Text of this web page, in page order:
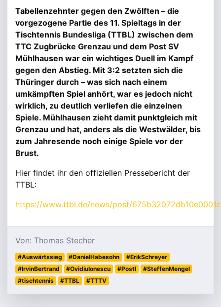
Tabellenzehnter gegen den Zwölften – die
vorgezogene Partie des 11. Spieltags in der
Tischtennis Bundesliga (TTBL) zwischen dem
TTC Zugbrücke Grenzau und dem Post SV
Mühlhausen war ein wichtiges Duell im Kampf
gegen den Abstieg. Mit 3:2 setzten sich die
Thüringer durch – was sich nach einem
umkämpften Spiel anhört, war es jedoch nicht
wirklich, zu deutlich verliefen die einzelnen
Spiele. Mühlhausen zieht damit punktgleich mit
Grenzau und hat, anders als die Westwälder, bis
zum Jahresende noch einige Spiele vor der
Brust.
Hier findet ihr den offiziellen Pressebericht der
TTBL:
https://www.ttbl.de/news/post/
Von: Thomas Stecher
#Auswärtssieg #DanielHabesohn
#ErikSchreyer
#IrvinBertrand
#OvidiuIonescu #PostI
#SteffenMengel
#tischtennis
#TTBL #TTTV